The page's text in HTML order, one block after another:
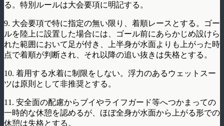
る。特別ルールは大会要項に明記する。
9. 大会要項で特に指定の無い限り、着順レースとする。ゴー
ルを陸上に設置した場合には、ゴール前にあらかじめ設けら
れた範囲において足が付き、上半身が水面よりも上がった時
点で着順が判断され、それ以降の追い抜きは失格とする。
10. 着用する水着に制限をしない。浮力のあるウェットスー
ツは原則として非推奨とする。
11. 安全面の配慮からブイやライフガード等へつかまっての
一時的な休憩を認めるが、ほぼ全身が水面から上がる形での
休憩は失格とする。